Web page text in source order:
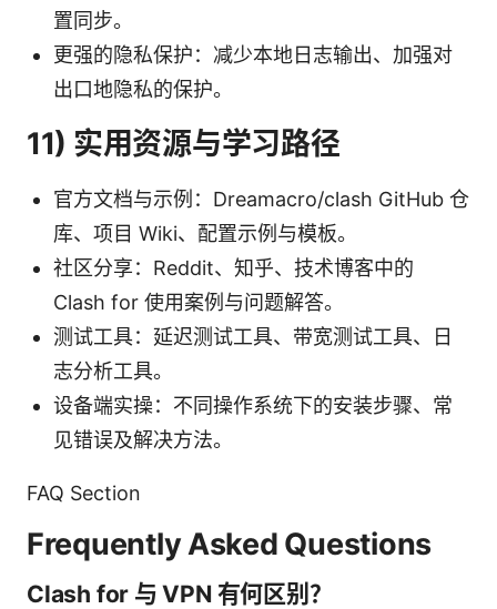
置同步。
更强的隐私保护：减少本地日志输出、加强对
出口地隐私的保护。
11) 实用资源与学习路径
官方文档与示例：Dreamacro/clash GitHub 仓
库、项目 Wiki、配置示例与模板。
社区分享：Reddit、知乎、技术博客中的
Clash for 使用案例与问题解答。
测试工具：延迟测试工具、带宽测试工具、日
志分析工具。
设备端实操：不同操作系统下的安装步骤、常
见错误及解决方法。
FAQ Section
Frequently Asked Questions
Clash for 与 VPN 有何区别？